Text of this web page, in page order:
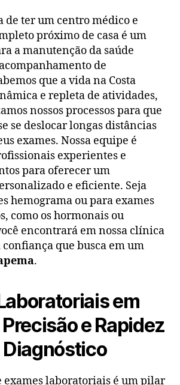
de ter um centro médico e
próximo de casa é um
a manutenção da saúde
de
que a vida na Costa
e repleta de atividades,
nossos processos para que
se deslocar longas distâncias
exames. Nossa equipe é
experientes e
para oferecer um
e eficiente. Seja
hemograma ou para exames
como os hormonais ou
encontrará em nossa clínica
confiança que busca em um
.
em
e Rapidez
Diagnóstico
exames laboratoriais é um pilar